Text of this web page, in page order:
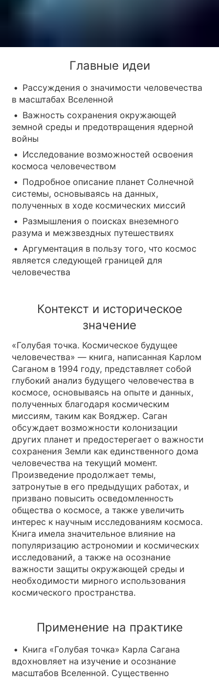
Главные идеи
Рассуждения о значимости человечества
в масштабах Вселенной
Важность сохранения окружающей
земной среды и предотвращения ядерной
войны
Исследование возможностей освоения
космоса человечеством
Подробное описание планет Солнечной
системы, основываясь на данных,
полученных в ходе космических миссий
Размышления о поисках внеземного
разума и межзвездных путешествиях
Аргументация в пользу того, что космос
является следующей границей для
человечества
Контекст и историческое
значение
«Голубая точка. Космическое будущее
человечества» — книга, написанная Карлом
Саганом в 1994 году, представляет собой
глубокий анализ будущего человечества в
космосе, основываясь на опыте и данных,
полученных благодаря космическим
миссиям, таким как Вояджер. Саган
обсуждает возможности колонизации
других планет и предостерегает о важности
сохранения Земли как единственного дома
человечества на текущий момент.
Произведение продолжает темы,
затронутые в его предыдущих работах, и
призвано повысить осведомленность
общества о космосе, а также увеличить
интерес к научным исследованиям космоса.
Книга имела значительное влияние на
популяризацию астрономии и космических
исследований, а также на осознание
важности защиты окружающей среды и
необходимости мирного использования
космического пространства.
Применение на практике
Книга «Голубая точка» Карла Сагана
вдохновляет на изучение и осознание
масштабов Вселенной. Существенно